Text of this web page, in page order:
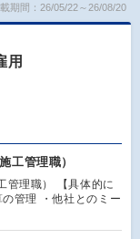
期間：26/05/22～26/08/20
用
工管理職）
管理職） 【具体的に
管理 ・他社とのミー